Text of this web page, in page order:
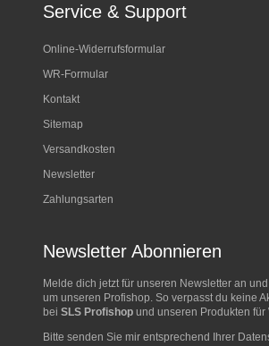
Service & Support
Online-Widerrufsformular
WR-Formular
Kontakt
Sitemap
Versandkosten
Newsletter
Zahlungsarten
Newsletter Abonnieren
Melde dich jetzt für unseren Newsletter an
um unseren Profishop. So verpasst du keine
bei SLS Profishop und unseren Produkten für
Bitte senden Sie mir entsprechend Ihrer